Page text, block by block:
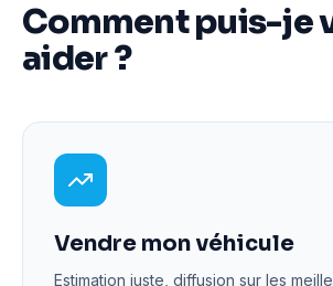
Comment puis-je
aider ?
Vendre mon véhicule
Estimation juste, diffusion sur les